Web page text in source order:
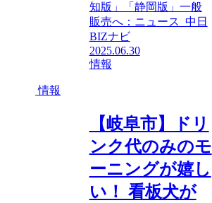
知版」「静岡版」一般
販売へ：ニュース 中日
BIZナビ
2025.06.30
情報
情報
【岐阜市】ドリ
ンク代のみのモ
ーニングが嬉し
い！ 看板犬が